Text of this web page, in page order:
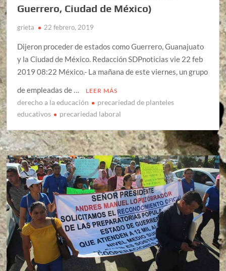
Guerrero, Ciudad de México)
grieta 22 febrero, 2019
Dijeron proceder de estados como Guerrero, Guanajuato
y la Ciudad de México. Redacción SDPnoticias vie 22 feb
2019 08:22 México.- La mañana de este viernes, un grupo
de empleadas de …
LEER MÁS
derecho a la educación
precariedad de planteles
educativos
precariedad laboral